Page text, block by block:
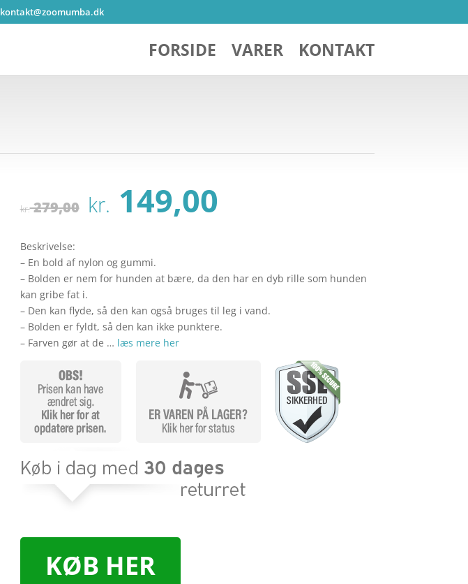
kontakt@zoomumba.dk
FORSIDE VARER KONTAKT
kr.279,00 Den
oprindelige
var:
kr. 279,00.
kr. 149,00
kr. 149,00.
Beskrivelse:
– En bold af nylon og gummi.
– Bolden er nem for hunden at bære, da den har en dyb rille som hunden
kan gribe fat i.
– Den kan flyde, så den kan også bruges til leg i vand.
– Bolden er fyldt, så den kan ikke punktere.
– Farven gør at de … læs mere her
KØB HER